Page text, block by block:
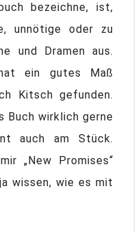
bezeichne, ist,
unnötige oder zu
und Dramen aus.
ein gutes Maß
Kitsch gefunden.
Buch wirklich gerne
auch am Stück.
„New Promises“
wissen, wie es mit